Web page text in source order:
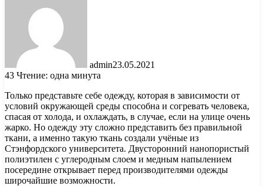
admin23.05.2021
43 Чтение: одна минута
Только представьте себе одежду, которая в зависимости от
условий окружающей среды способна и согревать человека,
спасая от холода, и охлаждать, в случае, если на улице очень
жарко. Но одежду эту сложно представить без правильной
ткани, а именно такую ткань создали учёные из
Стэнфордского университета. Двусторонний нанопористый
полиэтилен с углеродным слоем и медным напылением
посередине открывает перед производителями одежды
широчайшие возможности.